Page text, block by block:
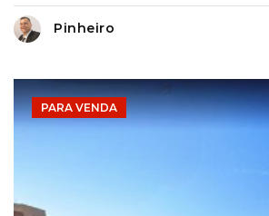
Pinheiro
PARA VENDA